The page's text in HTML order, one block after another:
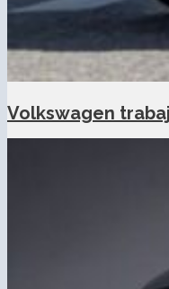
Volkswagen